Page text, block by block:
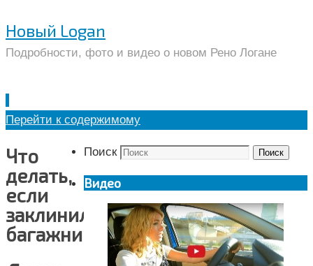
Новый Logan
Подробности, фото и видео о новом Рено Логане
Перейти к содержимому
Что
делать,
если
заклинило
багажник
Поиск Поиск
Видео